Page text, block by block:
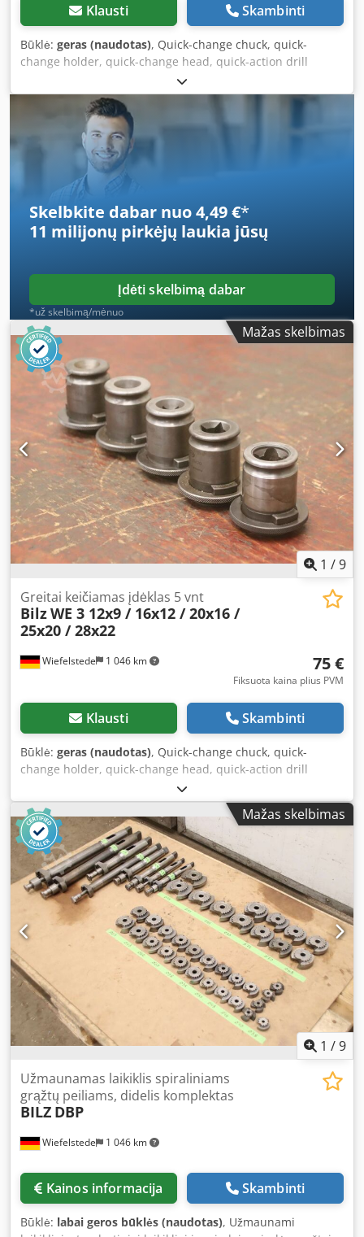
Klausti Skambinti
Būklė: geras (naudotas), Quick-change chuck, quick-
change holder, quick-change head, quick-action drill
chuck, quick-change insert, change inserts, milling chuck,
collet chuck, reducing sleeves, adapter holder, quick-
change thread insert Crjdpfx Apeway Egohjf -
Manufacturer: Bilz, quick-change thread insert, 2 pieces -
Type: WES 3 B 14x11 / WES 3 B 22x18 -Design/Size: see
photos -Price/sale: complete set -Total transport
dimensions: 150/72/H103 mm -Weight: 3 kg
Skelbkite dabar nuo 4,49 €*
11 milijonų pirkėjų laukia jūsų
Įdėti skelbimą dabar
*už skelbimą/mėnuo
Mažas skelbimas
1 /9
Wiefelstede 1 046 km
Greitai keičiamas įdėklas 5 vnt
BilzWE 3 12x9 / 16x12 / 20x16 /
25x20 / 28x22
75 €
Fiksuota kaina plius PVM
Klausti Skambinti
Būklė: geras (naudotas), Quick-change chuck, quick-
change holder, quick-change head, quick-action drill
chuck, quick-change insert, interchangeable inserts,
milling holder, collet chuck, reducing sleeves, plug-in
holder, quick-change thread insert Crodswa Iwdopfx Aphef
- Manufacturer: Bilz, quick-change thread insert, 5 pieces -
Model: WE 3 12x9 / WE 3 16x12 / WE 3 20x16 / WE 3 25x20 /
WE 3 28x22 - Design/Size: see photos - Price/Offer:
complete set - Shipping dimensions overall: 220/140/H75
mm - Weight: 3.8 kg
Mažas skelbimas
1 /9
Wiefelstede 1 046 km
Užmaunamas laikiklis spiraliniams
grąžtų peiliams, didelis komplektas
BILZ DBP
Kainos informacija Skambinti
Būklė: labai geros būklės (naudotas), Užmaunami